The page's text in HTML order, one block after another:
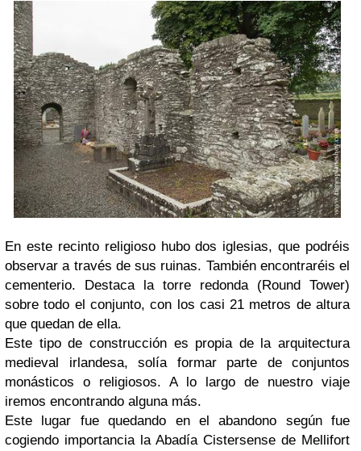
En este recinto religioso hubo dos iglesias, que podréis
observar a través de sus ruinas. También encontraréis el
cementerio. Destaca la torre redonda (Round Tower)
sobre todo el conjunto, con los casi 21 metros de altura
que quedan de ella.
Este tipo de construcción es propia de la arquitectura
medieval irlandesa, solía formar parte de conjuntos
monásticos o religiosos. A lo largo de nuestro viaje
iremos encontrando alguna más.
Este lugar fue quedando en el abandono según fue
cogiendo importancia la Abadía Cistersense de Mellifort